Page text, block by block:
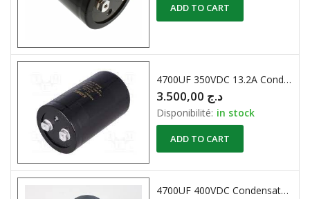
ADD TO CART
4700UF 350VDC 13.2A Condensateur Chimique
د.ج
Disponibilité: in stock
ADD TO CART
4700UF 400VDC Condensateur Chimique